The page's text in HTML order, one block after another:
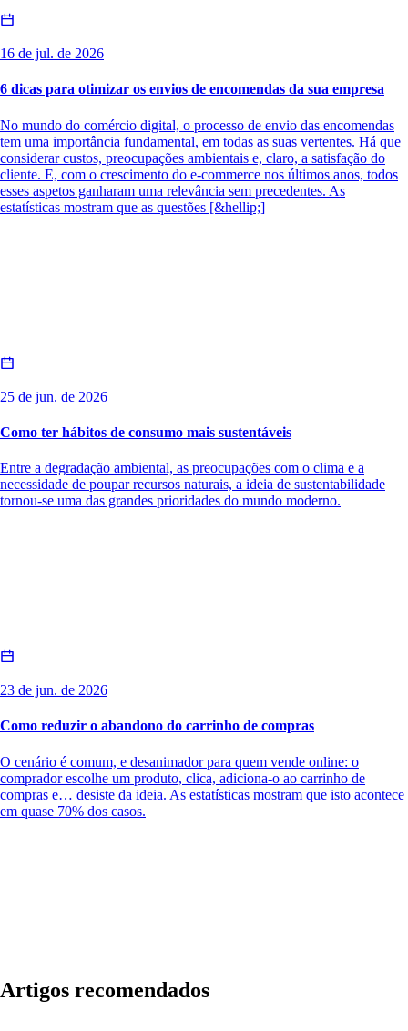
16 de jul. de 2026
6 dicas para otimizar os envios de encomendas da sua empresa
No mundo do comércio digital, o processo de envio das encomendas
tem uma importância fundamental, em todas as suas vertentes. Há que
considerar custos, preocupações ambientais e, claro, a satisfação do
cliente. E, com o crescimento do e-commerce nos últimos anos, todos
esses aspetos ganharam uma relevância sem precedentes. As
estatísticas mostram que as questões [&hellip;]
25 de jun. de 2026
Como ter hábitos de consumo mais sustentáveis
Entre a degradação ambiental, as preocupações com o clima e a
necessidade de poupar recursos naturais, a ideia de sustentabilidade
tornou-se uma das grandes prioridades do mundo moderno.
23 de jun. de 2026
Como reduzir o abandono do carrinho de compras
O cenário é comum, e desanimador para quem vende online: o
comprador escolhe um produto, clica, adiciona-o ao carrinho de
compras e… desiste da ideia. As estatísticas mostram que isto acontece
em quase 70% dos casos.
Artigos recomendados